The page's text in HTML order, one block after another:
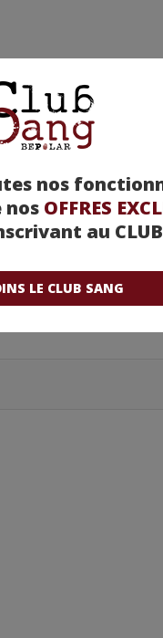
nos
nos OFFRES
au
LE CLUB SANG